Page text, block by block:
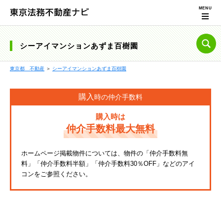
シーアイマンションあずま百樹園
東京都 不動産 ＞ シーアイマンションあずま百樹園
購入時の仲介手数料
購入時は
仲介手数料最大無料
ホームページ掲載物件については、物件の「仲介手数料無
料」「仲介手数料半額」「仲介手数料30％OFF」などのアイ
コンをご参照ください。